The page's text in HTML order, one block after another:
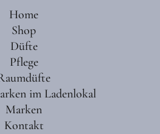
Home
Shop
Düfte
Pflege
im Ladenlokal
Marken
Kontakt